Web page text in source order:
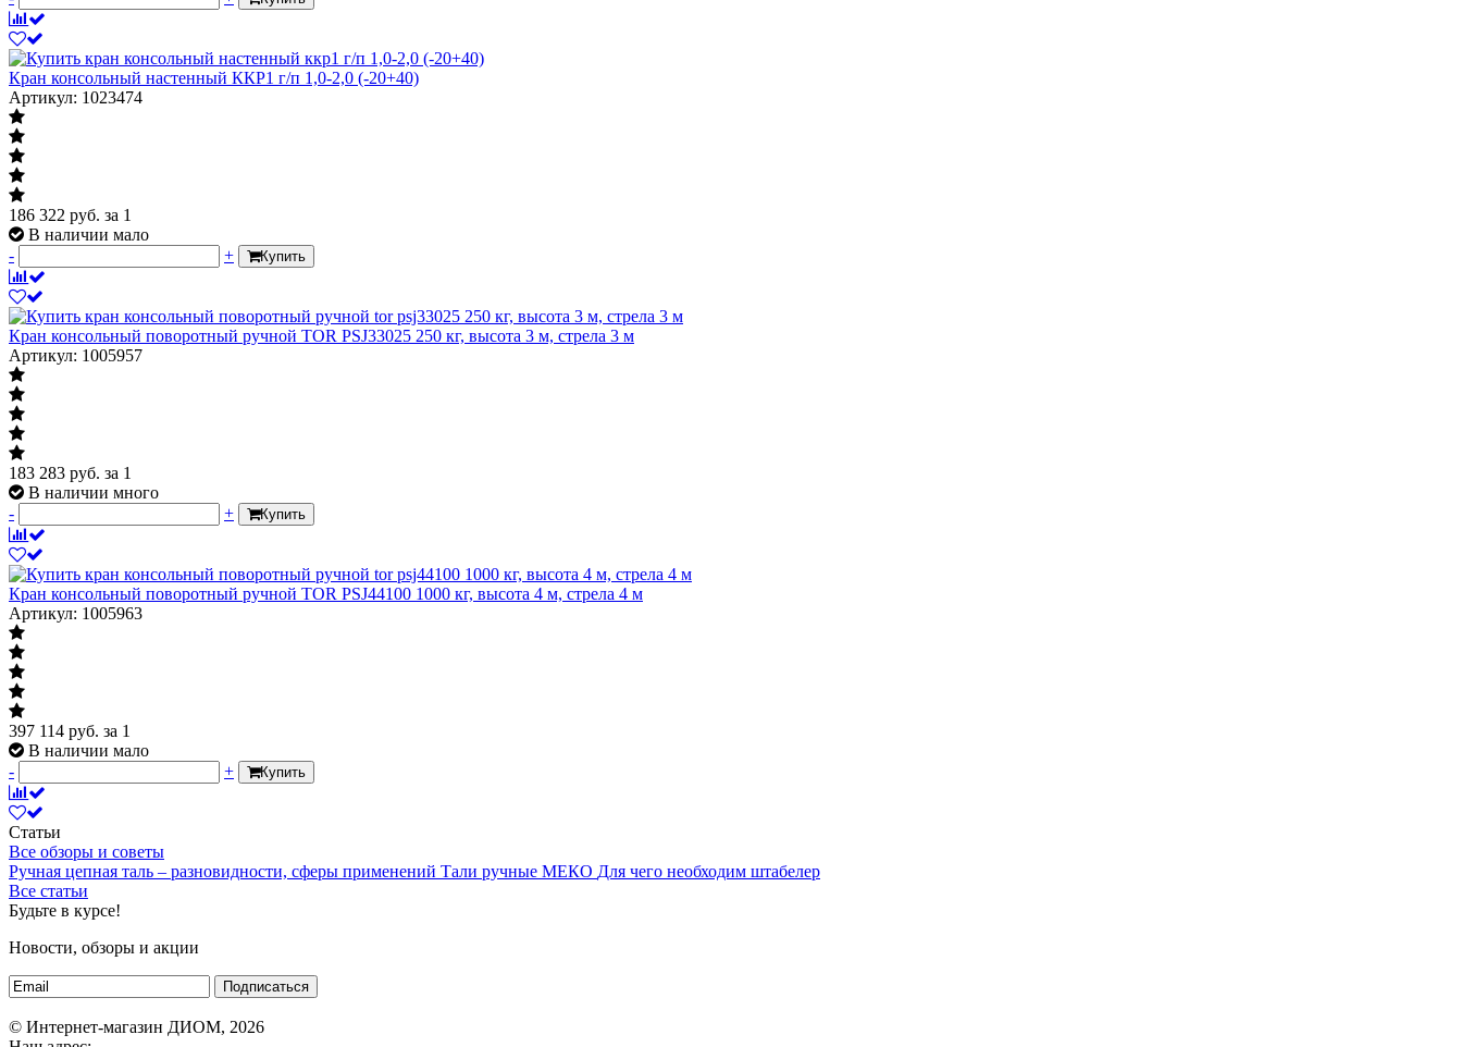
Кран консольный настенный ККР1 г/п 1,0-2,0 (-20+40)
Артикул: 1023474
186 322 руб. за 1
В наличии мало
-
+ Купить
Кран консольный поворотный ручной TOR PSJ33025 250 кг, высота 3 м, стрела 3 м
Артикул: 1005957
183 283 руб. за 1
В наличии много
-
+ Купить
Кран консольный поворотный ручной TOR PSJ44100 1000 кг, высота 4 м, стрела 4 м
Артикул: 1005963
397 114 руб. за 1
В наличии мало
-
+ Купить
Статьи
Все обзоры и советы
Ручная цепная таль – разновидности, сферы применений Тали ручные МЕКО Для чего необходим штабелер
Все статьи
Будьте в курсе!
Новости, обзоры и акции
Подписаться
© Интернет-магазин ДИОМ, 2026